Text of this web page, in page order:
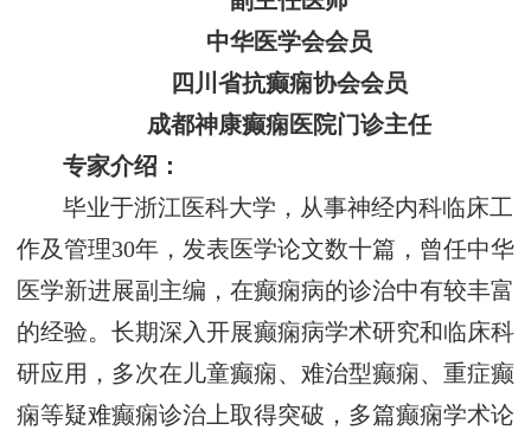
中华医学会会员
四川省抗癫痫协会会员
成都神康癫痫医院门诊主任
专家介绍：
毕业于浙江医科大学，从事神经内科临床工
作及管理30年，发表医学论文数十篇，曾任中华
医学新进展副主编，在癫痫病的诊治中有较丰富
的经验。长期深入开展癫痫病学术研究和临床科
研应用，多次在儿童癫痫、难治型癫痫、重症癫
痫等疑难癫痫诊治上取得突破，多篇癫痫学术论